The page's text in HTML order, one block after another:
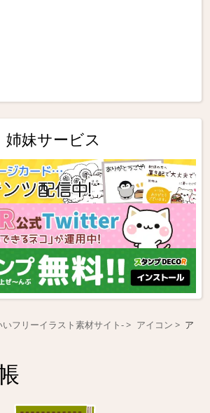
姉妹サービス
いフリーイラスト素材サイト- アイコン
ア